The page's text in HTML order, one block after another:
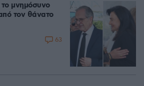
μνημόσυνο
τον θάνατο
63